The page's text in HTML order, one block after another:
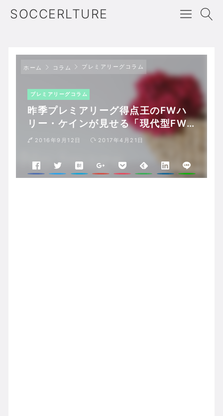
SOCCERLTURE
ホーム コラム プレミアリーグコラム
プレミアリーグコラム
昨季プレミアリーグ得点王のFWハ
リー・ケインが見せる「現代型FW
の模範」
2016年9月12日 2017年4月21日